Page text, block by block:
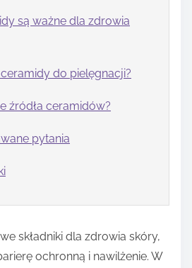
są ważne dla zdrowia
do pielęgnacji?
źródła ceramidów?
pytania
składniki dla zdrowia skóry,
ochronną i nawilżenie. W